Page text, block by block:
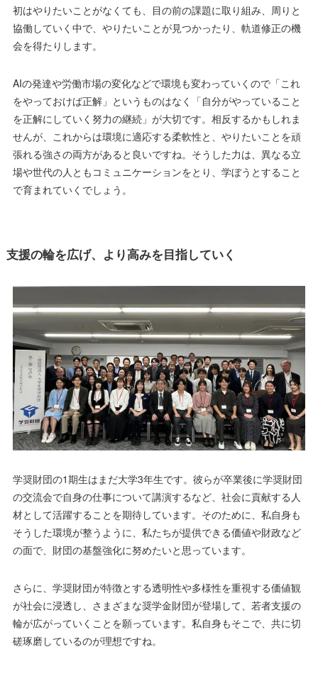
初はやりたいことがなくても、目の前の課題に取り組み、周りと
協働していく中で、やりたいことが見つかったり、軌道修正の機
会を得たりします。
AIの発達や労働市場の変化などで環境も変わっていくので「これ
をやっておけば正解」というものはなく「自分がやっていること
を正解にしていく努力の継続」が大切です。相反するかもしれま
せんが、これからは環境に適応する柔軟性と、やりたいことを頑
張れる強さの両方があると良いですね。そうした力は、異なる立
場や世代の人ともコミュニケーションをとり、学ぼうとすること
で育まれていくでしょう。
支援の輪を広げ、より高みを目指していく
学奨財団の1期生はまだ大学3年生です。彼らが卒業後に学奨財団
の交流会で自身の仕事について講演するなど、社会に貢献する人
材として活躍することを期待しています。そのために、私自身も
そうした環境が整うように、私たちが提供できる価値や財政など
の面で、財団の基盤強化に努めたいと思っています。
さらに、学奨財団が特徴とする透明性や多様性を重視する価値観
が社会に浸透し、さまざまな奨学金財団が登場して、若者支援の
輪が広がっていくことを願っています。私自身もそこで、共に切
磋琢磨しているのが理想ですね。